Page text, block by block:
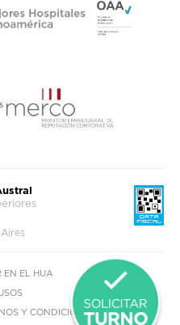
EN EL HUA
Y CONDICIONES